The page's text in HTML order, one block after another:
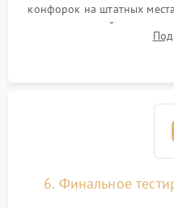
конфорок на штатных
проверкой
термостойкого
6. Финальное